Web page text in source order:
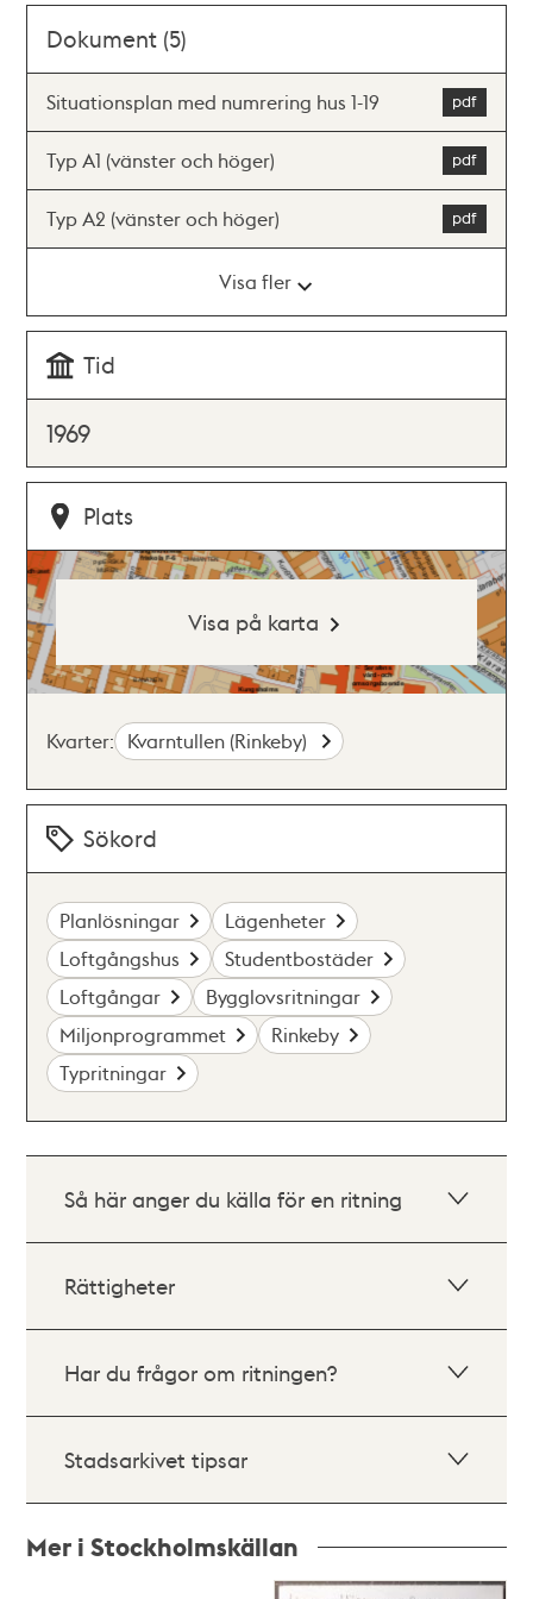
Dokument (5)
Situationsplan med numrering hus 1-19
Typ A1 (vänster och höger)
Typ A2 (vänster och höger)
Visa fler
Tid
1969
Plats
Visa på karta
Kvarter: Kvarntullen (Rinkeby)
Sökord
Planlösningar
Lägenheter
Loftgångshus
Studentbostäder
Loftgångar
Bygglovsritningar
Miljonprogrammet
Rinkeby
Typritningar
Så här anger du källa för en ritning
Rättigheter
Har du frågor om ritningen?
Stadsarkivet tipsar
Mer i Stockholmskällan